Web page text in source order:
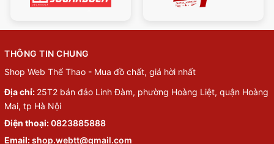
THÔNG TIN CHUNG
Shop Web Thể Thao - Mua đồ chất, giá hời nhất
Địa chỉ: 25T2 bán đảo Linh Đàm, phường Hoàng Liệt, quận Hoàng
Mai, tp Hà Nội
Điện thoại:0823885888
Email:shop.webtt@gmail.com